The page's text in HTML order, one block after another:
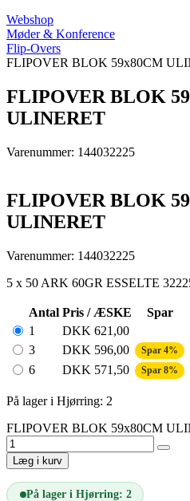
Webshop
Møder & Konference
Flip-Overs
FLIPOVER BLOK 59x80CM
FLIPOVER BLOK
ULINERET
Varenummer: 144032225
FLIPOVER BLOK
ULINERET
Varenummer: 144032225
5 x 50 ARK 60GR ESSELTE
Antal Pris / ÆSKE
Spar
1
DKK 621,00
3
DKK 596,00 Spar 4%
6 DKK 571,50 Spar 8%
På lager i Hjørring: 2
FLIPOVER BLOK 59x80CM
Læg i kurv
På lager i Hjørring: 2